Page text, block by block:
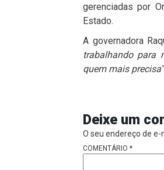
gerenciadas por
Estado.
A governadora
trabalhando para
quem mais
Deixe um
O seu endereço de e-
COMENTÁRIO *